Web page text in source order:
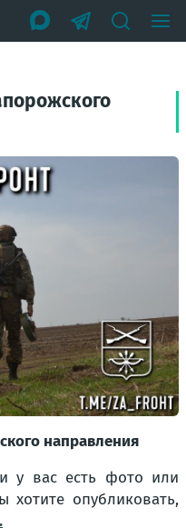
направления
у вас есть фото или
хотите опубликовать,